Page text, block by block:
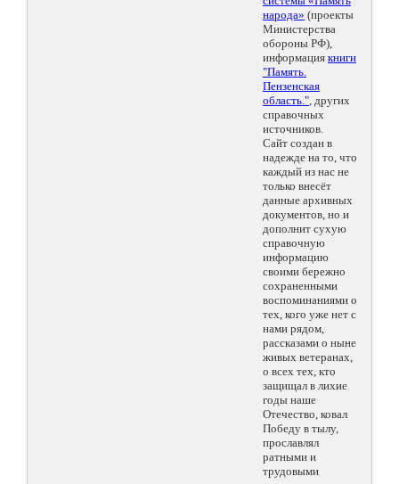
народа» (проекты
Министерства
обороны РФ),
информация книги
"Память.
Пензенская
область.", других
справочных
источников.
Сайт создан в
надежде на то, что
каждый из нас не
только внесёт
данные архивных
документов, но и
дополнит сухую
справочную
информацию
своими бережно
сохраненными
воспоминаниями о
тех, кого уже нет с
нами рядом,
рассказами о ныне
живых ветеранах,
о всех тех, кто
защищал в лихие
годы наше
Отечество, ковал
Победу в тылу,
прославлял
ратными и
трудовыми